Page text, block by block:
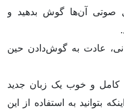
صوتی آن‌‌ها گوش بدهید و
عادت به گوش‌دادن حین
کامل و خوب یک زبان جدید
بتوانید به استفاده از این